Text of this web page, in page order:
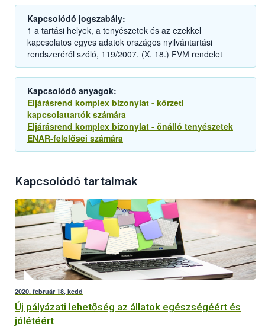
Kapcsolódó jogszabály:
1 a tartási helyek, a tenyészetek és az ezekkel
kapcsolatos egyes adatok országos nyilvántartási
rendszeréről szóló, 119/2007. (X. 18.) FVM rendelet
Kapcsolódó anyagok:
Eljárásrend komplex bizonylat - körzeti
kapcsolattartók számára
Eljárásrend komplex bizonylat - önálló tenyészetek
ENAR-felelősei számára
Kapcsolódó tartalmak
2020. február 18, kedd
Új pályázati lehetőség az állatok egészségéért és
jólétéért